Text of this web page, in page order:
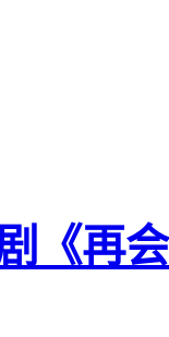
《再